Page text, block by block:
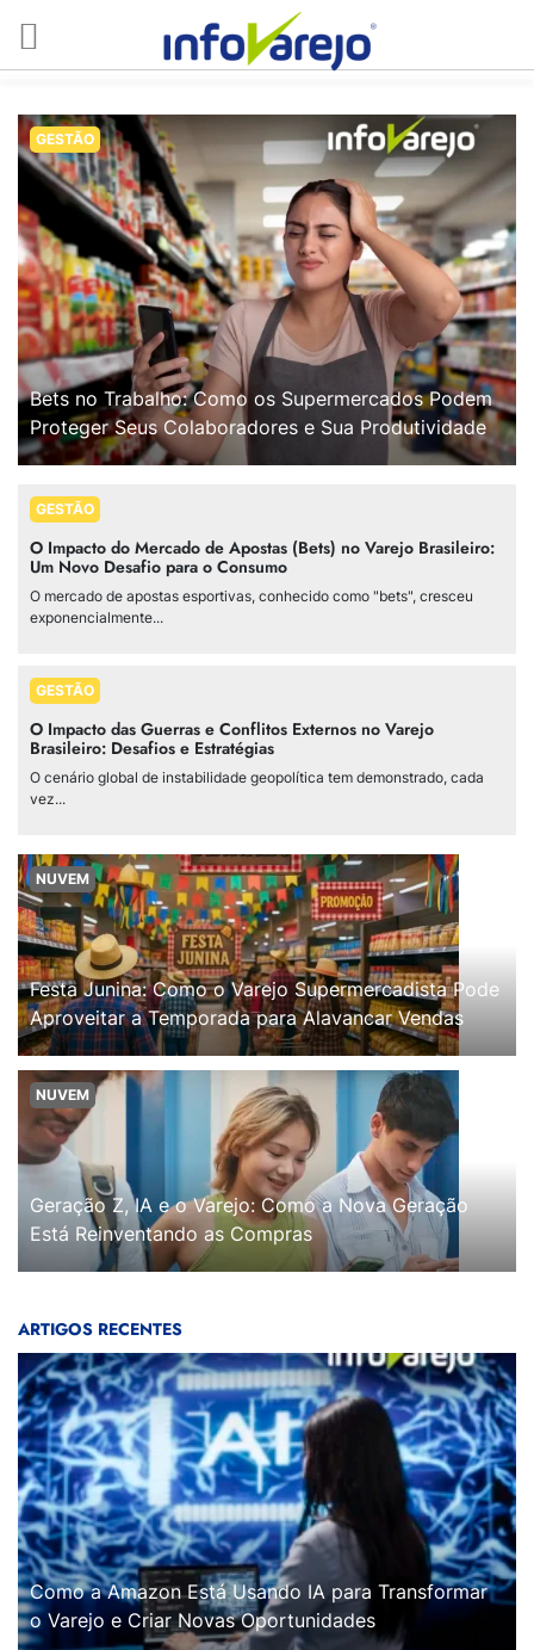
GESTÃO
Bets no Trabalho: Como os Supermercados Podem
Proteger Seus Colaboradores e Sua Produtividade
GESTÃO
O Impacto do Mercado de Apostas (Bets) no Varejo Brasileiro:
Um Novo Desafio para o Consumo
O mercado de apostas esportivas, conhecido como "bets", cresceu
exponencialmente...
GESTÃO
O Impacto das Guerras e Conflitos Externos no Varejo
Brasileiro: Desafios e Estratégias
O cenário global de instabilidade geopolítica tem demonstrado, cada
vez...
NUVEM
Festa Junina: Como o Varejo Supermercadista Pode
Aproveitar a Temporada para Alavancar Vendas
NUVEM
Geração Z, IA e o Varejo: Como a Nova Geração
Está Reinventando as Compras
ARTIGOS RECENTES
Como a Amazon Está Usando IA para Transformar
o Varejo e Criar Novas Oportunidades